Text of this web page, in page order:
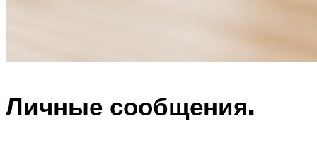
Личные сообщения.